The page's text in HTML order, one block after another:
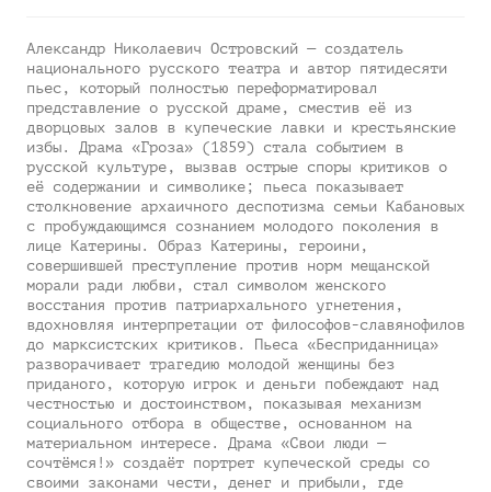
Александр Николаевич Островский — создатель
национального русского театра и автор пятидесяти
пьес, который полностью переформатировал
представление о русской драме, сместив её из
дворцовых залов в купеческие лавки и крестьянские
избы. Драма «Гроза» (1859) стала событием в
русской культуре, вызвав острые споры критиков о
её содержании и символике; пьеса показывает
столкновение архаичного деспотизма семьи Кабановых
с пробуждающимся сознанием молодого поколения в
лице Катерины. Образ Катерины, героини,
совершившей преступление против норм мещанской
морали ради любви, стал символом женского
восстания против патриархального угнетения,
вдохновляя интерпретации от философов-славянофилов
до марксистских критиков. Пьеса «Бесприданница»
разворачивает трагедию молодой женщины без
приданого, которую игрок и деньги побеждают над
честностью и достоинством, показывая механизм
социального отбора в обществе, основанном на
материальном интересе. Драма «Свои люди —
сочтёмся!» создаёт портрет купеческой среды со
своими законами чести, денег и прибыли, где